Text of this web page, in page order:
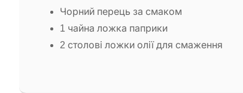
Чорний перець за смаком
1 чайна ложка паприки
2 столові ложки олії для смаження